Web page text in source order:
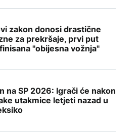
zakon donosi drastične
za prekršaje, prvi put
"obijesna vožnja"
na SP 2026: Igrači će nakon
utakmice letjeti nazad u